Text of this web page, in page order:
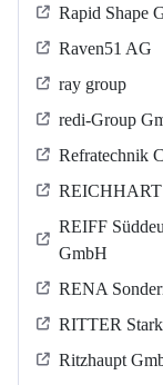
Rapid Shape
Raven51 AG
ray group
redi-Group
Refratechnik
REIFF
GmbH
RENA
RITTER
Ritzhaupt